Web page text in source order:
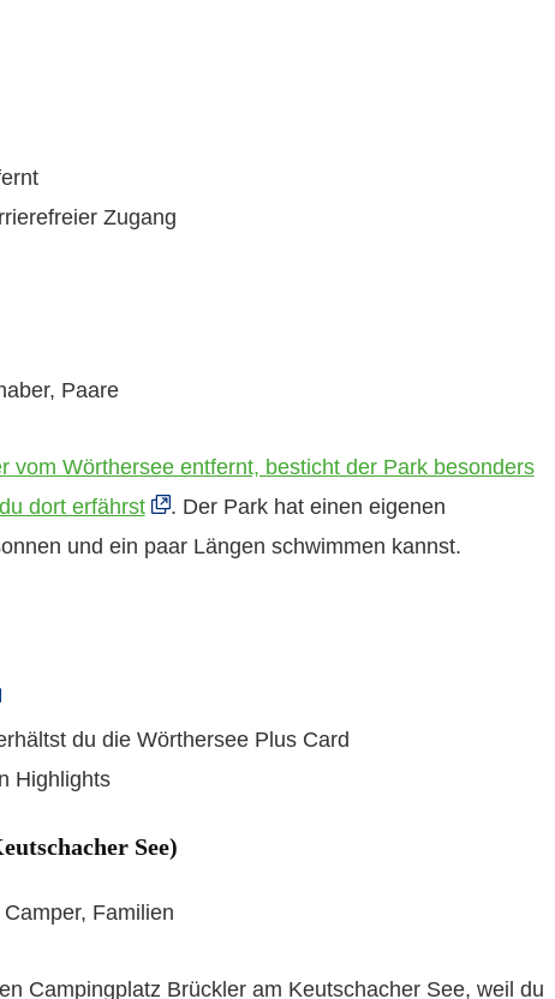
Zugang
Paare
vom Wörthersee entfernt, besticht der Park besonders
dort erfährst
. Der Park hat einen eigenen
und ein paar Längen schwimmen kannst.
du die Wörthersee Plus Card
Highlights
See)
Familien
Campingplatz Brückler am Keutschacher See, weil du